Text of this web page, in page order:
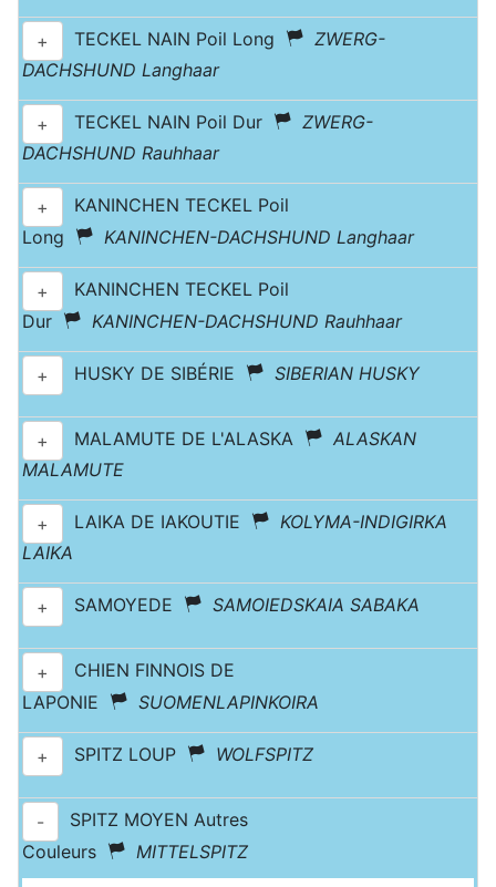
+ TECKEL NAIN Poil Long
ZWERG-
DACHSHUND Langhaar
+ TECKEL NAIN Poil Dur
ZWERG-
DACHSHUND Rauhhaar
+
KANINCHEN TECKEL Poil
Long
KANINCHEN-DACHSHUND Langhaar
+
KANINCHEN TECKEL Poil
Dur
KANINCHEN-DACHSHUND Rauhhaar
+ HUSKY DE SIBÉRIE SIBERIAN HUSKY
+ MALAMUTE DE L'ALASKA
ALASKAN
MALAMUTE
+ LAIKA DE IAKOUTIE
KOLYMA-INDIGIRKA
LAIKA
+ SAMOYEDE SAMOIEDSKAIA SABAKA
+
CHIEN FINNOIS DE
LAPONIE
SUOMENLAPINKOIRA
+ SPITZ LOUP WOLFSPITZ
-
SPITZ MOYEN Autres
Couleurs
MITTELSPITZ